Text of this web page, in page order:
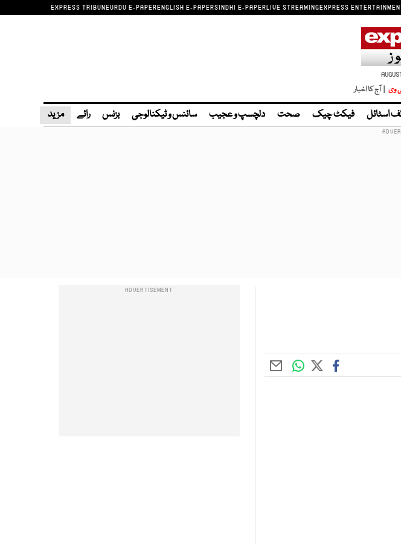
EXPRESS TRIBUNEURDU E-PAPERENGLISH E-PAPERSINDHI E-PAPERLIVE STREAMINGEXPRESS
وی | آج کا اخبار
اسٹائل فیکٹ چیک صحت دلچسپ و عجیب سائنس و ٹیکنالوجی بزنس رائے مزید